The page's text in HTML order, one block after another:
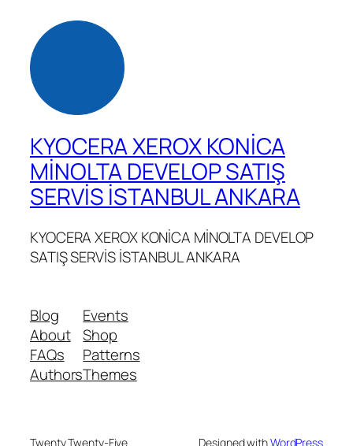
KYOCERA XEROX KONİCA
MİNOLTA DEVELOP SATIŞ
SERVİS İSTANBUL ANKARA
KYOCERA XEROX KONİCA MİNOLTA DEVELOP
SATIŞ SERVİS İSTANBUL ANKARA
Blog
About
FAQs
Authors
Events
Shop
Patterns
Themes
Twenty Twenty-Five Designed withWordPress